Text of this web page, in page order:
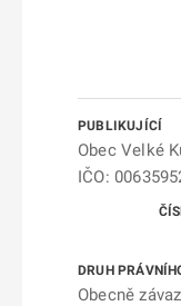
Obec Velké
IČO:
Obecně